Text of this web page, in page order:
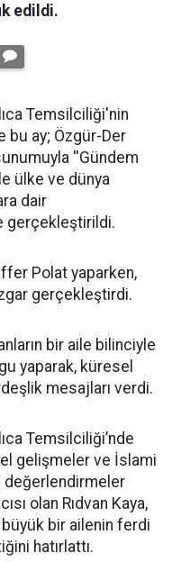
edildi.
Temsilciliği'nin
bu ay; Özgür-Der
''Gündem
ülke ve dünya
dair
gerçekleştirildi.
Polat yaparken,
gerçekleştirdi.
bir aile bilinciyle
yaparak, küresel
mesajları verdi.
Temsilciliği’nde
gelişmeler ve İslami
değerlendirmeler
olan Rıdvan Kaya,
bir ailenin ferdi
hatırlattı.